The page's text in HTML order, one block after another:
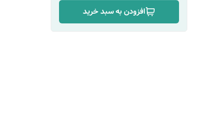
افزودن به سبد خرید